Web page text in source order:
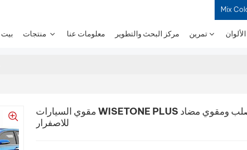
Mix
بيت معلومات عنا مركز البحث والتطوير تمرين
مقوي السيارات WISETONE PLUS عالي المحتوى الصلب ومقوي مضاد
للاصفرار